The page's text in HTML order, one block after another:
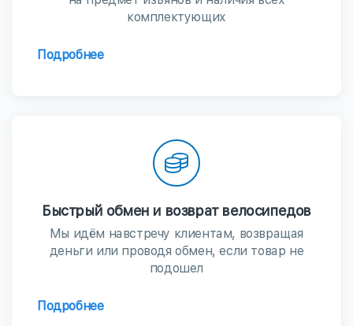
комплектующих
Подробнее
Быстрый обмен и возврат велосипедов
Мы идём навстречу клиентам, возвращая
деньги или проводя обмен, если товар не
подошел
Подробнее